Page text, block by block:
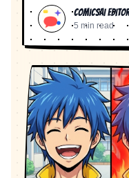
ComicsAI
5 min read